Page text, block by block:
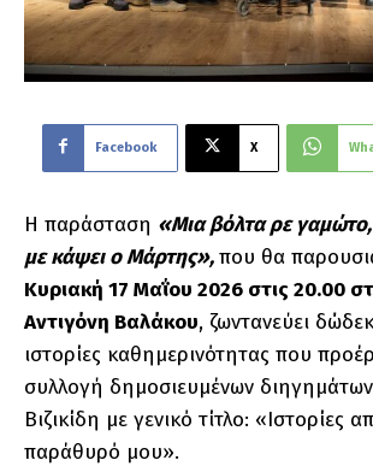
Facebook X
Η παράσταση «Μια βόλτα ρε
με κάψει ο Μάρτης»,που θα
Κυριακή 17 Μαΐου 2026 στις 20.00
Αντιγόνη Βαλάκου, ζωντανεύει
ιστορίες καθημερινότητας που
συλλογή δημοσιευμένων
Βιζικίδη με γενικό τίτλο: «Ιστορίες
παράθυρό μου».